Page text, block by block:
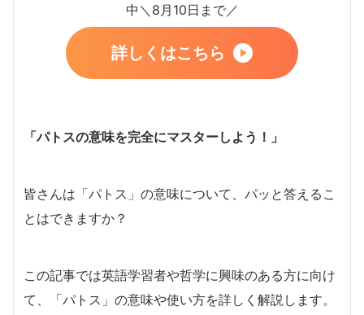
中＼8月10日まで／
詳しくはこちら
「パトスの意味を完全にマスターしよう！」
皆さんは「パトス」の意味について、パッと答えるこ
とはできますか？
この記事では英語学習者や哲学に興味のある方に向け
て、「パトス」の意味や使い方を詳しく解説します。